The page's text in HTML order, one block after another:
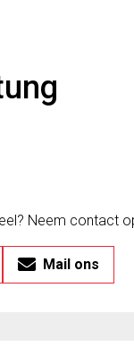
Neem contact
Mail ons